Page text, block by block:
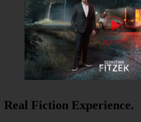
Real Fiction Experience.